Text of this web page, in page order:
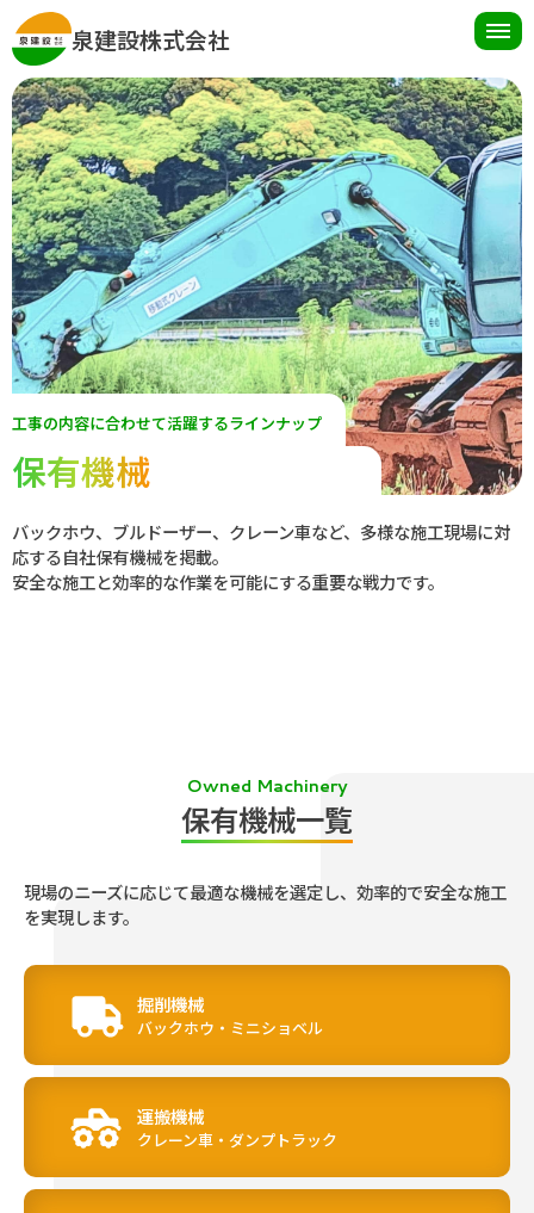
泉建設株式会社
工事の内容に合わせて活躍するラインナップ
保有機械
バックホウ、ブルドーザー、クレーン車など、多様な施工現場に対
応する自社保有機械を掲載。
安全な施工と効率的な作業を可能にする重要な戦力です。
Owned Machinery
保有機械一覧
現場のニーズに応じて最適な機械を選定し、効率的で安全な施工
を実現します。
掘削機械
バックホウ・ミニショベル
運搬機械
クレーン車・ダンプトラック